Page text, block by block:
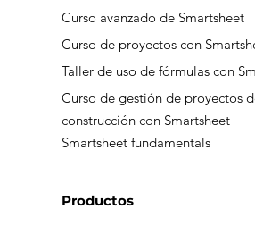
Productos
Curso avanzado de Smartsheet
Curso de proyectos con
Taller de uso de fórmulas con
Curso de gestión de proyectos
construcción con Smartsheet
Smartsheet fundamentals